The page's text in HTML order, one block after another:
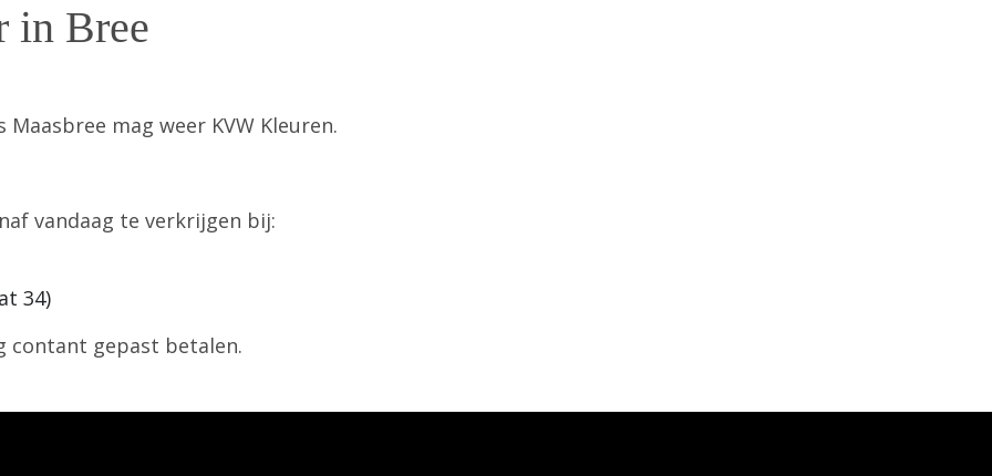
in Bree
mag weer KVW Kleuren.
vandaag te verkrijgen bij:
34)
contant gepast betalen.